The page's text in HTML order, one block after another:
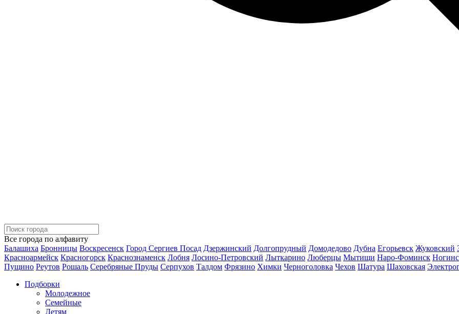
Все города по алфавиту
Балашиха Бронницы Воскресенск Город Сергиев Посад Дзержинский Долгопрудный Домодедово Дубна Егорьевск Жуковский
Красноармейск Красногорск Краснознаменск Лобня Лосино-Петровский Лыткарино Люберцы Мытищи Наро-Фоминск
Пущино Реутов Рошаль Серебряные Пруды Серпухов Талдом Фрязино Химки Черноголовка Чехов Шатура Шаховская
Подборки
Молодежное
Семейные
Детям